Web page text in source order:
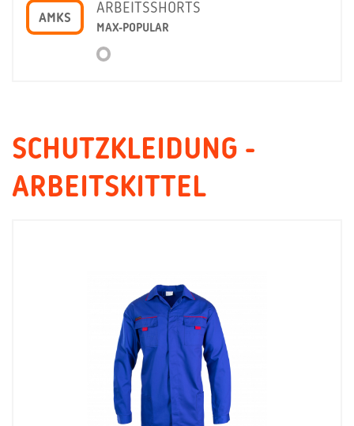
AMKS
ARBEITSSHORTS
MAX-POPULAR
SCHUTZKLEIDUNG -
ARBEITSKITTEL